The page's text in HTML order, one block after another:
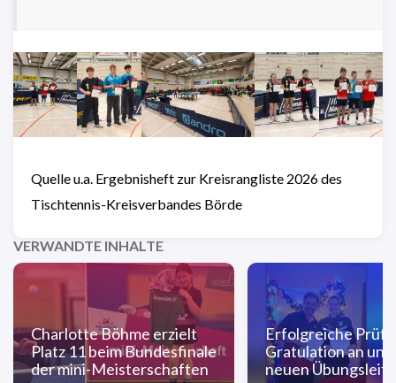
Quelle u.a. Ergebnisheft zur Kreisrangliste 2026 des
Tischtennis-Kreisverbandes Börde
VERWANDTE INHALTE
Charlotte Böhme erzielt
Platz 11 beim Bundesfinale
der mini-Meisterschaften
Erfolgreiche
Gratulation an
neuen